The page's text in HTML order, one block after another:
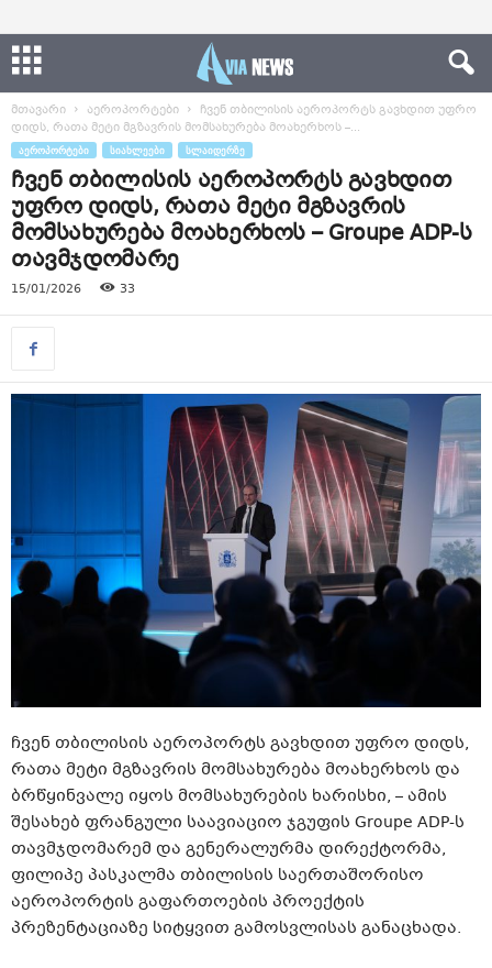
მთავარი აეროპორტები
ჩვენ თბილისის აეროპორტს გავხდით უფრო
დიდს, რათა მეტი მგზავრის მომსახურება მოახერხოს –...
ᲐᲔᲠᲝᲞᲝᲠᲢᲔᲑᲘ ᲡᲘᲐᲮᲚᲔᲔᲑᲘ ᲡᲚᲐᲘᲓᲔᲠᲖᲔ
ჩვენ თბილისის აეროპორტს გავხდით
უფრო დიდს, რათა მეტი მგზავრის
მომსახურება მოახერხოს – Groupe ADP-ს
თავმჯდომარე
15/01/2026 33
ჩვენ თბილისის აეროპორტს გავხდით უფრო დიდს,
რათა მეტი მგზავრის მომსახურება მოახერხოს და
ბრწყინვალე იყოს მომსახურების ხარისხი, – ამის
შესახებ ფრანგული საავიაციო ჯგუფის Groupe ADP-ს
თავმჯდომარემ და გენერალურმა დირექტორმა,
ფილიპე პასკალმა თბილისის საერთაშორისო
აეროპორტის გაფართოების პროექტის
პრეზენტაციაზე სიტყვით გამოსვლისას განაცხადა.